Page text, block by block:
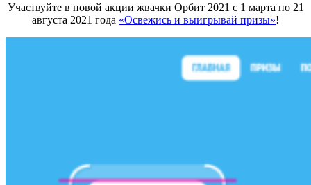
Участвуйте в новой акции жвачки Орбит 2021 с 1 марта по 21
августа 2021 года «Освежись и выигрывай призы»!